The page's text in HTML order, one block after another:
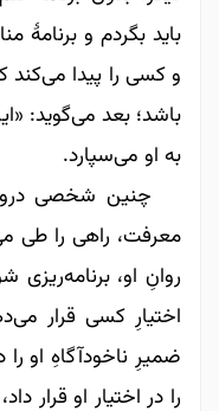
باید بگردم و برنامۀ
و کسی را پیدا می‌کند
باشد؛ بعد می‌گوید:
به او می‌سپارد.
چنین شخصی
معرفت، راهی را طی
روانِ او،
اختیارِ کسی قرار
ضمیرِ ناخودآگاهِ او
را در اختیار او